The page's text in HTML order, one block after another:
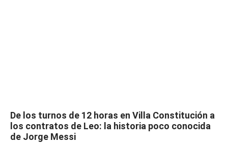
De los turnos de 12 horas en Villa Constitución a
los contratos de Leo: la historia poco conocida
de Jorge Messi